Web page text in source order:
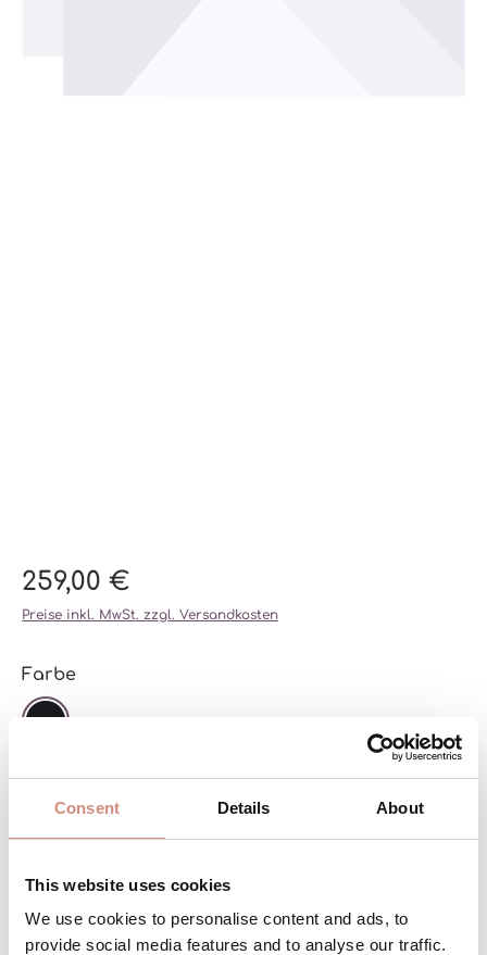
Consent Details About
This website uses cookies
We use cookies to personalise content and ads, to
provide social media features and to analyse our traffic.
259,00 €
Preise inkl. MwSt. zzgl. Versandkosten
Farbeauswählen
Größeauswählen
Bestell es jetzt fürAnfang September